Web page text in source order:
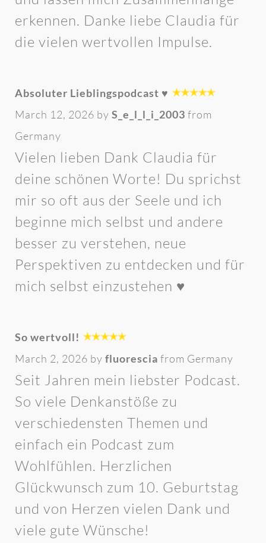
erkennen. Danke liebe Claudia für
die vielen wertvollen Impulse.
Absoluter Lieblingspodcast ♥️
March 12, 2026 by S_e_l_l_i_2003 from
Germany
Vielen lieben Dank Claudia für
deine schönen Worte! Du sprichst
mir so oft aus der Seele und ich
beginne mich selbst und andere
besser zu verstehen, neue
Perspektiven zu entdecken und für
mich selbst einzustehen ♥️
So wertvoll!
March 2, 2026 by fluorescia from Germany
Seit Jahren mein liebster Podcast.
So viele Denkanstöße zu
verschiedensten Themen und
einfach ein Podcast zum
Wohlfühlen. Herzlichen
Glückwunsch zum 10. Geburtstag
und von Herzen vielen Dank und
viele gute Wünsche!